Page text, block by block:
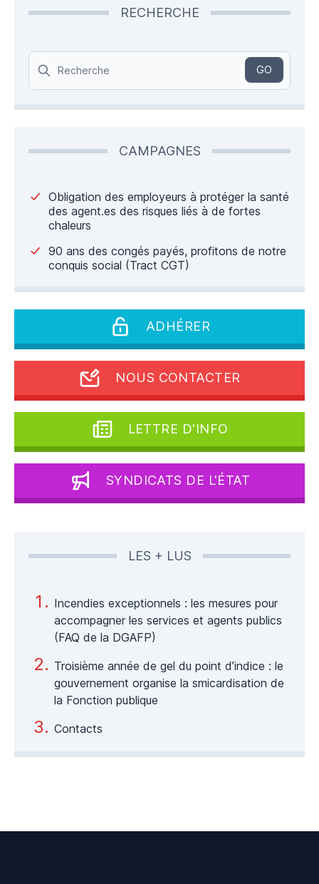
RECHERCHE
Search
GO
CAMPAGNES
Obligation des employeurs à protéger la santé
des agent.es des risques liés à de fortes
chaleurs
90 ans des congés payés, profitons de notre
conquis social (Tract CGT)
ADHÉRER
NOUS CONTACTER
LETTRE D'INFO
SYNDICATS DE L'ÉTAT
LES + LUS
Incendies exceptionnels : les mesures pour
accompagner les services et agents publics
(FAQ de la DGAFP)
Troisième année de gel du point d’indice : le
gouvernement organise la smicardisation de
la Fonction publique
Contacts